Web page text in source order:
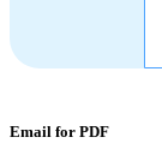
Email for PDF